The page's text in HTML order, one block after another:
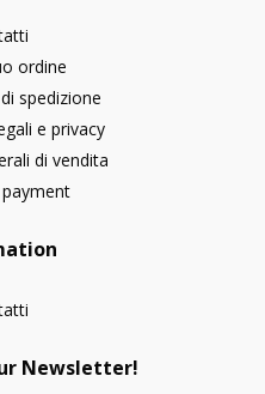
ordine
spedizione
e privacy
di vendita
Newsletter!